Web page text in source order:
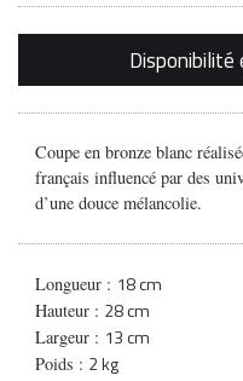
Disponibilité
Coupe en bronze blanc
français influencé par des
d’une douce mélancolie.
Longueur : 18 cm
Hauteur : 28 cm
Largeur : 13 cm
Poids : 2 kg